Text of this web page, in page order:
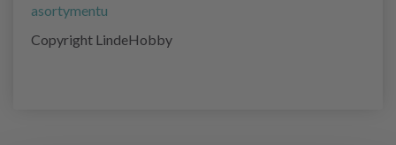
asortymentu
Copyright LindeHobby